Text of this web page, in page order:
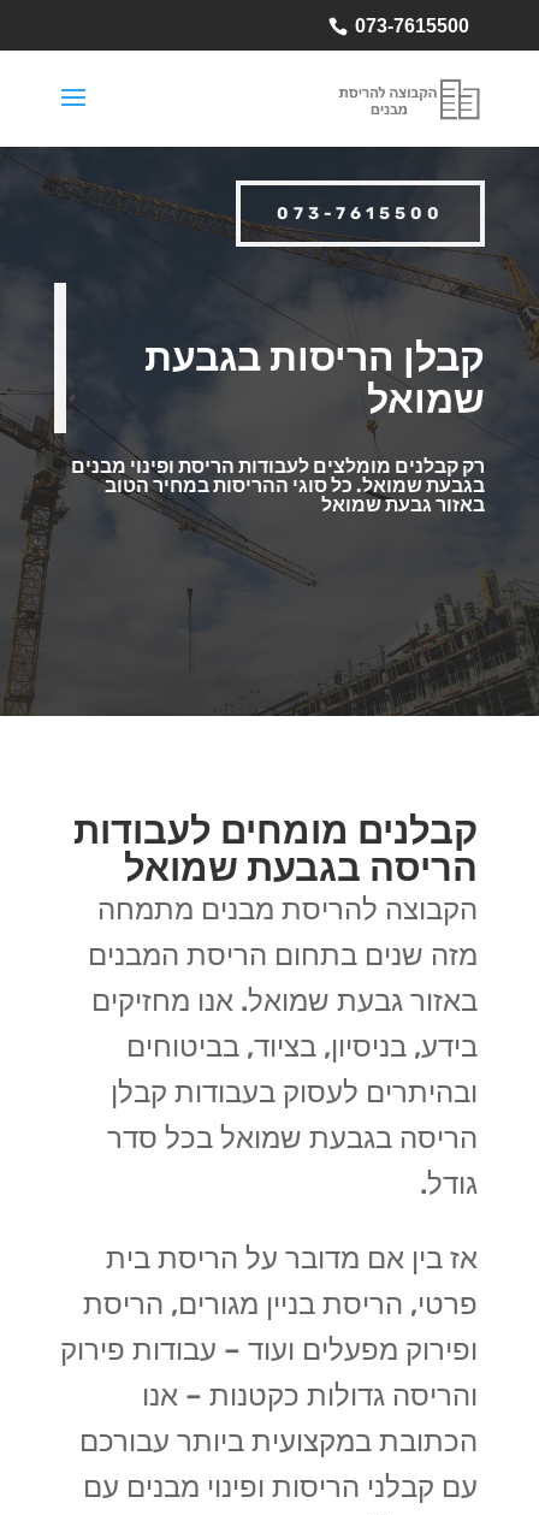
073-7615500
073-7615500
קבלן הריסות בגבעת
שמואל
רק קבלנים מומלצים לעבודות הריסת ופינוי מבנים
בגבעת שמואל. כל סוגי ההריסות במחיר הטוב
באזור גבעת שמואל
קבלנים מומחים לעבודות
הריסה בגבעת שמואל
הקבוצה להריסת מבנים מתמחה
מזה שנים בתחום הריסת המבנים
באזור גבעת שמואל. אנו מחזיקים
בידע, בניסיון, בציוד, בביטוחים
ובהיתרים לעסוק בעבודות קבלן
הריסה בגבעת שמואל בכל סדר
גודל.
אז בין אם מדובר על הריסת בית
פרטי, הריסת בניין מגורים, הריסת
ופירוק מפעלים ועוד – עבודות פירוק
והריסה גדולות כקטנות – אנו
הכתובת במקצועית ביותר עבורכם
עם קבלני הריסות ופינוי מבנים עם